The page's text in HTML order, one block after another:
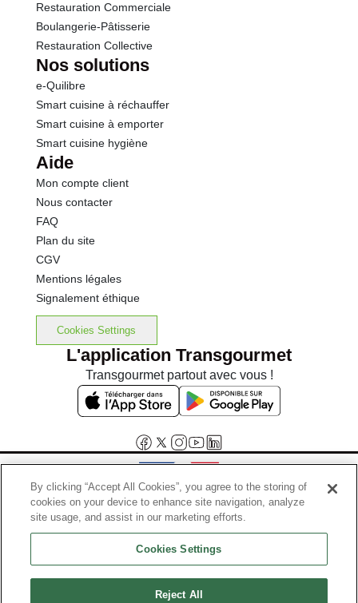
Restauration Commerciale
Boulangerie-Pâtisserie
Restauration Collective
Nos solutions
e-Quilibre
Smart cuisine à réchauffer
Smart cuisine à emporter
Smart cuisine hygiène
Aide
Mon compte client
Nous contacter
FAQ
Plan du site
CGV
Mentions légales
Signalement éthique
Cookies Settings
L'application Transgourmet
Transgourmet partout avec vous !
Interdiction de vente de boissons alcooliques aux mineurs de
moins de 18 ans
La preuve de majorité de l'acheteur est exigée au moment de la vente
Code de la santé publique, Aar.l.3342-1 et l.3353-3
By clicking “Accept All Cookies”, you agree to the storing of
cookies on your device to enhance site navigation, analyze
site usage, and assist in our marketing efforts.
Cookies Settings
Reject All